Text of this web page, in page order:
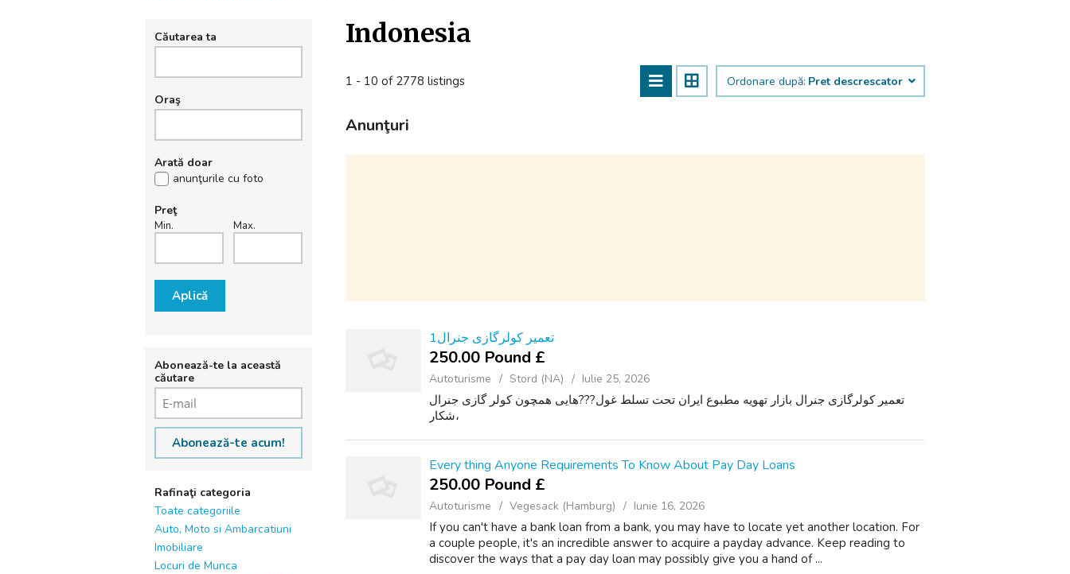
Căutarea ta
Oraş
Arată doar
anunţurile cu foto
Preţ
Min. Max.
Aplică
Abonează-te la această
căutare
Abonează-te acum!
Rafinaţi categoria
Toate categoriile
Auto, Moto si Ambarcatiuni
Imobiliare
Locuri de Munca
Indonesia
1 - 10 of 2778 listings Ordonare după: Pret descrescator
Anunţuri
تعمیر کولرگازی جنرال1
250.00 Pound £
Autoturisme Stord (NA) Iulie 25, 2026
تعمیر کولرگازی جنرال بازار تهویه مطبوع ایران تحت تسلط غول???هایی همچون کولر گازی جنرال
شکار،
Every thing Anyone Requirements To Know About Pay Day Loans
250.00 Pound £
Autoturisme Vegesack (Hamburg) Iunie 16, 2026
If you can't have a bank loan from a bank, you may have to locate yet another location. For
a couple people, it's an incredible answer to acquire a payday advance. Keep reading to
discover the ways that a pay day loan may possibly give you a hand of ...